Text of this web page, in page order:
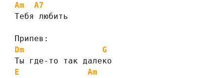
Am
A7
Тебя любить
Припев:
Dm
G
Ты где-то так далеко
E
Am